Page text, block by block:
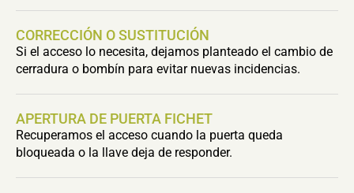
CORRECCIÓN O SUSTITUCIÓN
Si el acceso lo necesita, dejamos planteado el cambio de
cerradura o bombín para evitar nuevas incidencias.
APERTURA DE PUERTA FICHET
Recuperamos el acceso cuando la puerta queda
bloqueada o la llave deja de responder.